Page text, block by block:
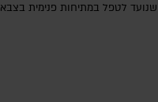
שנועד לטפל במתיחות פנימית בצבא